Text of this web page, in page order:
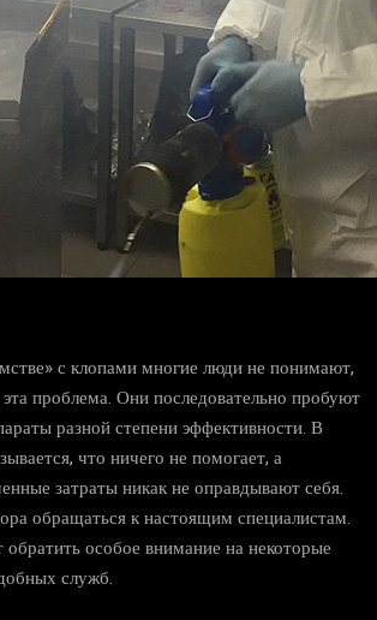
с клопами многие люди не понимают,
эта проблема. Они последовательно пробуют
разной степени эффективности. В
что ничего не помогает, а
затраты никак не оправдывают себя.
обращаться к настоящим специалистам.
обратить особое внимание на некоторые
служб.